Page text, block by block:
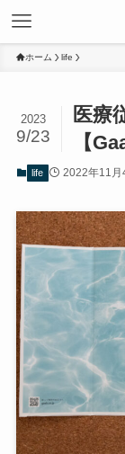
ホーム life
医療
【
2023
9/23
life 2022年11月